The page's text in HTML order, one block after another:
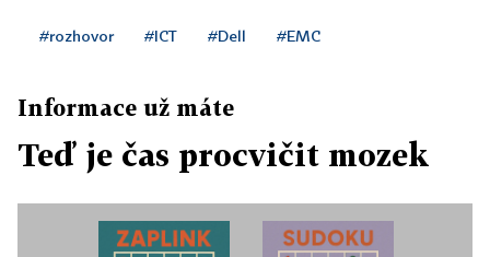
#rozhovor #ICT #Dell #EMC
Informace už máte
Teď je čas procvičit mozek